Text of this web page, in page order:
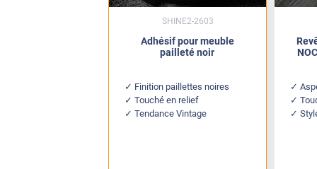
Adhésif pour meuble
pailleté noir
Finition paillettes noires
Touché en relief
Tendance Vintage
SHINE2-2603